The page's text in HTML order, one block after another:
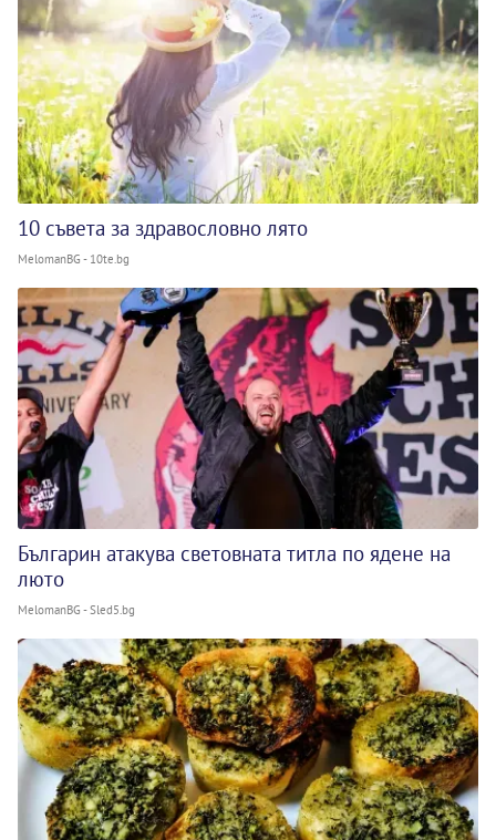
10 съвета за здравословно лято
MelomanBG - 10te.bg
Българин атакува световната титла по ядене на
люто
MelomanBG - Sled5.bg